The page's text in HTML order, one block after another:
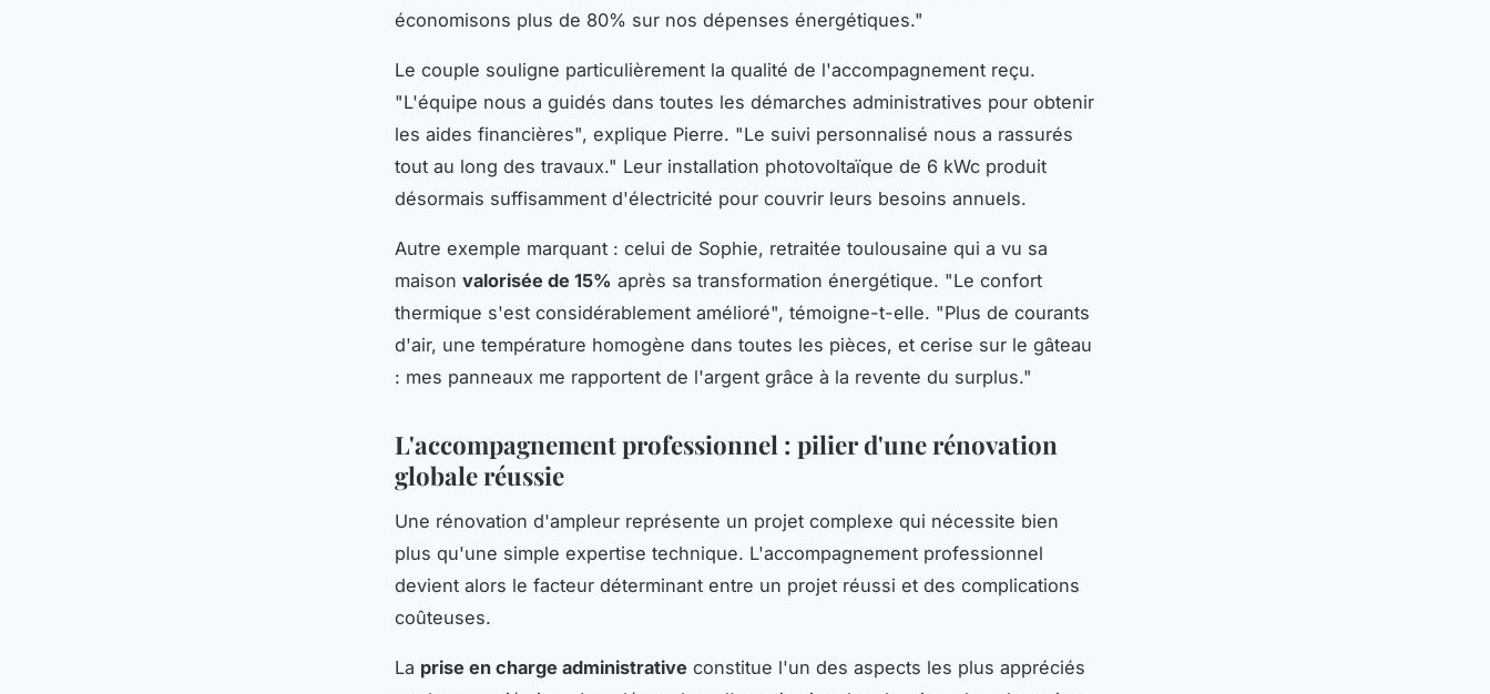
économisons plus de 80% sur nos dépenses énergétiques."
Le couple souligne particulièrement la qualité de l'accompagnement reçu.
"L'équipe nous a guidés dans toutes les démarches administratives pour obtenir
les aides financières", explique Pierre. "Le suivi personnalisé nous a rassurés
tout au long des travaux." Leur installation photovoltaïque de 6 kWc produit
désormais suffisamment d'électricité pour couvrir leurs besoins annuels.
Autre exemple marquant : celui de Sophie, retraitée toulousaine qui a vu sa
maison valorisée de 15% après sa transformation énergétique. "Le confort
thermique s'est considérablement amélioré", témoigne-t-elle. "Plus de courants
d'air, une température homogène dans toutes les pièces, et cerise sur le gâteau
: mes panneaux me rapportent de l'argent grâce à la revente du surplus."
L'accompagnement professionnel : pilier d'une rénovation
globale réussie
Une rénovation d'ampleur représente un projet complexe qui nécessite bien
plus qu'une simple expertise technique. L'accompagnement professionnel
devient alors le facteur déterminant entre un projet réussi et des complications
coûteuses.
La prise en charge administrative constitue l'un des aspects les plus appréciés